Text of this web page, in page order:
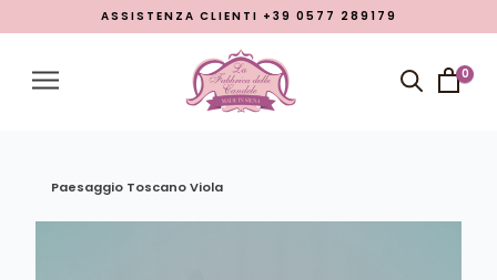
Account
Chi siamo
ASSISTENZA CLIENTI +39 0577 289179
0
Paesaggio Toscano Viola